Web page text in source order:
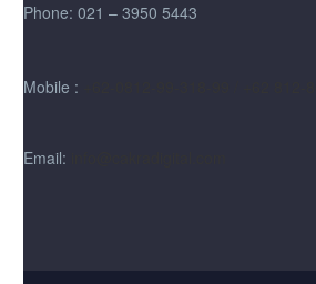
Phone: 021 – 3950 5443
Mobile :
Email: